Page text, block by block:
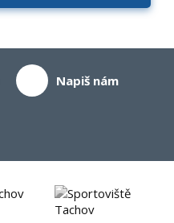
Napiš nám